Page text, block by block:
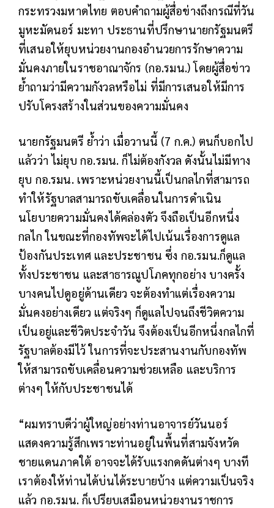
กระทรวงมหาดไทย ตอบคำถามผู้สื่อข่างถึงกรณีที่วัน
มูหะมัดนอร์ มะทา ประธานที่ปรึกษานายกรัฐมนตรี
ที่เสนอให้ยุบหน่วยงานกองอำนวยการรักษาความ
มั่นคงภายในราชอาณาจักร (กอ.รมน.) โดยผู้สื่อข่าว
ย้ำถามว่ามีความกังวลหรือไม่ ที่มีการเสนอให้มีการ
ปรับโครงสร้างในส่วนของความมั่นคง
นายกรัฐมนตรี ย้ำว่า เมื่อวานนี้ (7 ก.ค.) ตนก็บอกไป
แล้วว่า ไม่ยุบ กอ.รมน. ก็ไม่ต้องกังวล ดังนั้นไม่มีทาง
ยุบ กอ.รมน. เพราะหน่วยงานนี้เป็นกลไกที่สามารถ
ทำให้รัฐบาลสามารถขับเคลื่อนในการดำเนิน
นโยบายความมั่นคงได้คล่องตัว จึงถือเป็นอีกหนึ่ง
กลไก ในขณะที่กองทัพจะได้ไปเน้นเรื่องการดูแล
ป้องกันประเทศ และประชาชน ซึ่ง กอ.รมน.ก็ดูแล
ทั้งประชาชน และสาธารณูปโภคทุกอย่าง บางครั้ง
บางคนไปดูอยู่ด้านเดียว จะต้องทำแต่เรื่องความ
มั่นคงอย่างเดียว แต่จริงๆ ก็ดูแลไปจนถึงชีวิตความ
เป็นอยู่และชีวิตประจำวัน จึงต้องเป็นอีกหนึ่งกลไกที่
รัฐบาลต้องมีไว้ ในการที่จะประสานงานกับกองทัพ
ให้สามารถขับเคลื่อนความช่วยเหลือ และบริการ
ต่างๆ ให้กับประชาชนได้
“ผมทราบดีว่าผู้ใหญ่อย่างท่านอาจารย์วันนอร์
แสดงความรู้สึกเพราะท่านอยู่ในพื้นที่สามจังหวัด
ชายแดนภาคใต้ อาจจะได้รับแรงกดดันต่างๆ บางที
เราต้องให้ท่านได้บ่นได้ระบายบ้าง แต่ความเป็นจริง
แล้ว กอ.รมน. ก็เปรียบเสมือนหน่วยงานราชการ